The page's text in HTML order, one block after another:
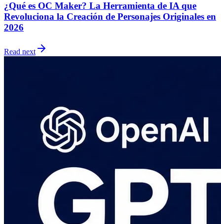
¿Qué es OC Maker? La Herramienta de IA que
Revoluciona la Creación de Personajes Originales en
2026
Read next